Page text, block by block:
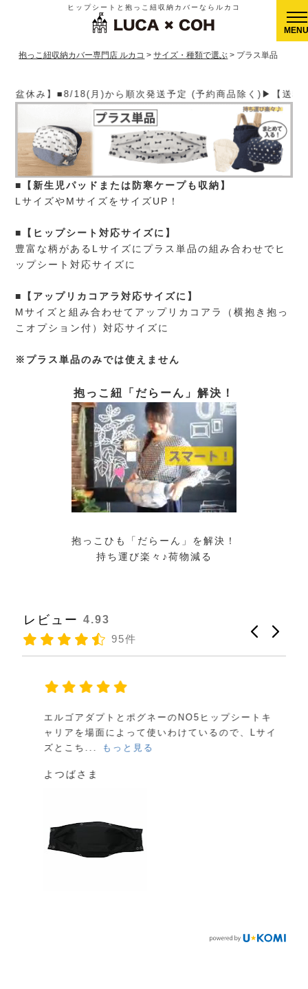
ヒップシートと抱っこ紐収納カバーならルカコ
抱っこ紐収納カバー専門店 ルカコ サイズ・種類で選ぶ プラス単品
(予約商品除く)▶【送料】ゆうパケット400円(全国一律)、
■【新生児パッドまたは防寒ケープも収納】
LサイズやMサイズをサイズUP！
■【ヒップシート対応サイズに】
豊富な柄があるLサイズにプラス単品の組み合わせでヒ
ップシート対応サイズに
■【アップリカコアラ対応サイズに】
Mサイズと組み合わせてアップリカコアラ（横抱き抱っ
こオプション付）対応サイズに
※プラス単品のみでは使えません
抱っこ紐「だらーん」解決！
抱っこひも「だらーん」を解決！
持ち運び楽々♪荷物減る
レビュー
4.93
95件
エルゴアダプトとポグネーのNO5ヒップシートキ
ャリアを場面によって使いわけているので、Lサイ
ズとこち...
もっと見る
よつばさま